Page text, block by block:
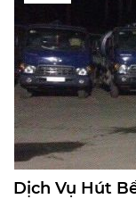
Dịch Vụ Hút